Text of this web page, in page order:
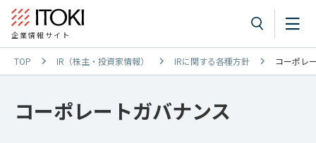
企業情報サイト
TOP IR（株主・投資家情報） IRに関する各種方針 コーポレ
コーポレートガバナンス